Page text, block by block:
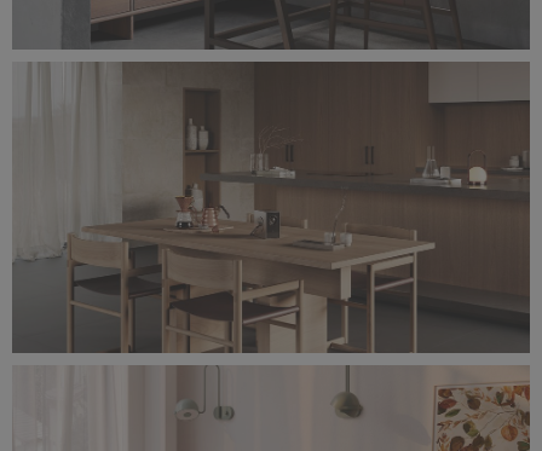
Ambient(3d)_Library.jpg
Ambient(3d)_Kitchen.jpg